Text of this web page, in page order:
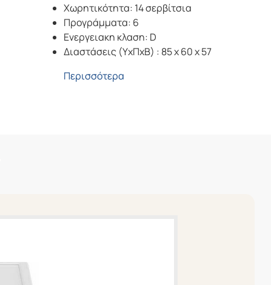
Χωρητικότητα: 14 σερβίτσια
Προγράμματα: 6
Ενεργειακη κλαση: D
Διαστάσεις (ΥxΠxΒ) : 85 x 60 x 57
Περισσότερα